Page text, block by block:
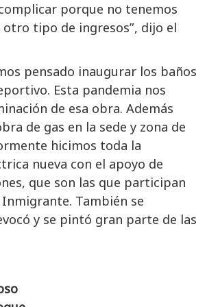
porque no tenemos
otro tipo de ingresos”, dijo el
pensado inaugurar los baños
Esta pandemia nos
de esa obra. Además
de gas en la sede y zona de
hicimos toda la
nueva con el apoyo de
que son las que participan
También se
y se pintó gran parte de las